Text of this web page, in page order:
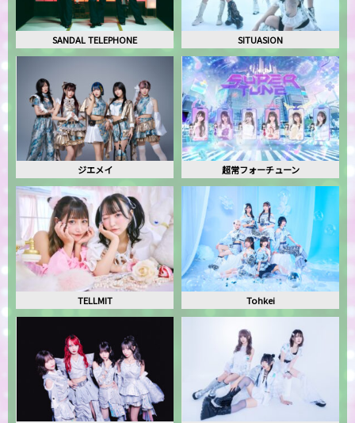
SANDAL TELEPHONE SITUASION
ジエメイ 超常フォーチューン
TELLMIT Tohkei